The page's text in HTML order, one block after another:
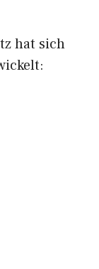
hat sich